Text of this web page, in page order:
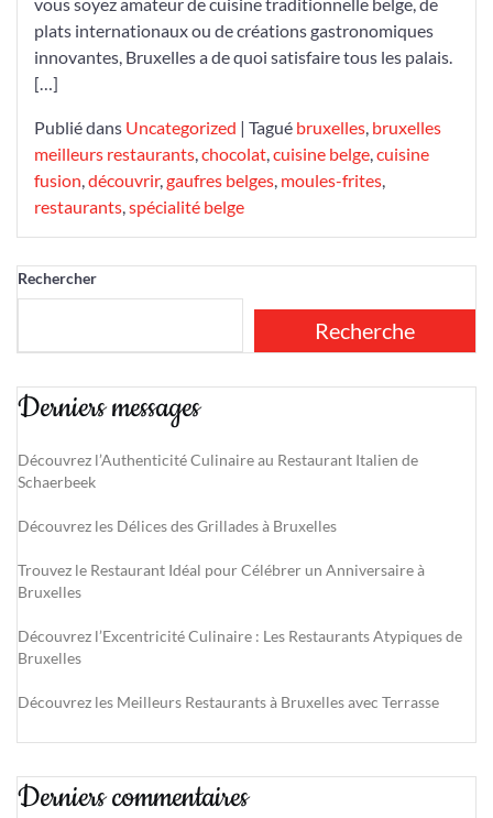
plats internationaux ou de créations gastronomiques
innovantes, Bruxelles a de quoi satisfaire tous les palais.
[…]
Publié dans Uncategorized | Tagué bruxelles, bruxelles
meilleurs restaurants,chocolat,cuisine belge,cuisine
fusion,découvrir,gaufres belges, moules-frites,
restaurants,spécialité belge
Rechercher
Recherche
Derniers messages
Découvrez l’Authenticité Culinaire au Restaurant Italien de
Schaerbeek
Découvrez les Délices des Grillades à Bruxelles
Trouvez le Restaurant Idéal pour Célébrer un Anniversaire à
Bruxelles
Découvrez l’Excentricité Culinaire : Les Restaurants Atypiques de
Bruxelles
Découvrez les Meilleurs Restaurants à Bruxelles avec Terrasse
Derniers commentaires